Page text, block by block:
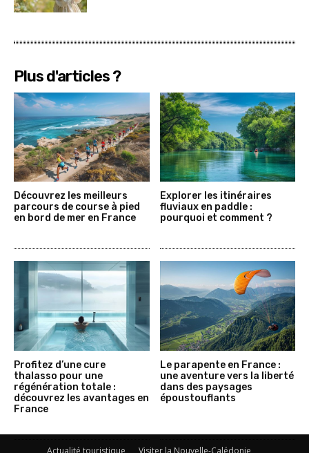
Plus d'articles ?
Découvrez les meilleurs
parcours de course à pied
en bord de mer en France
Explorer les itinéraires
fluviaux en paddle :
pourquoi et comment ?
Profitez d’une cure
thalasso pour une
régénération totale :
découvrez les avantages en
France
Le parapente en France :
une aventure vers la liberté
dans des paysages
époustouflants